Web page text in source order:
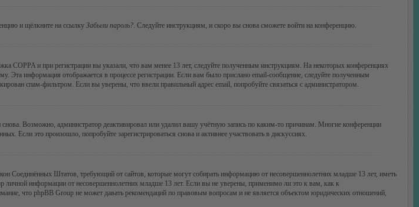
и щёлкните на ссылку Забыли пароль?. Следуйте инструкциям, и скоро вы снова сможете войти на конференцию.
COPPA и при регистрации вы указали, что вам менее 13 лет, следуйте полученным инструкциям. На некоторых конференциях
Эта информация отображается в процессе регистрации. Если вам было прислано email-сообщение, следуйте полученным
спам-фильтром. Если вы уверены, что ввели правильный адрес email, попробуйте связаться с администратором.
Возможно, администратор деактивировал или удалил вашу учётную запись по каким-то причинам. Многие конференции
Если это произошло, попробуйте зарегистрироваться снова и активнее участвовать в дискуссиях.
Соединённых Штатов, требующий от сайтов, которые могут собирать информацию от несовершеннолетних младше 13 лет, иметь
личной информации от несовершеннолетних младше 13 лет. Если вы не уверены, применимо ли это к вам, как к
что phpBB Group не может давать рекомендаций по правовым вопросам и не является объектом юридических отношений,